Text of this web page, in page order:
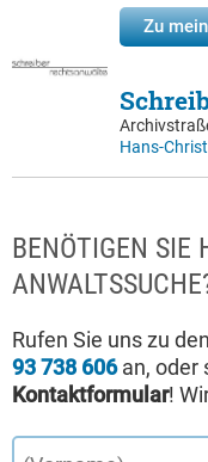
Zu
Hans-
BENÖTIGEN SIE
Rufen Sie uns zu
93 738 606an, oder
Kontaktformular!